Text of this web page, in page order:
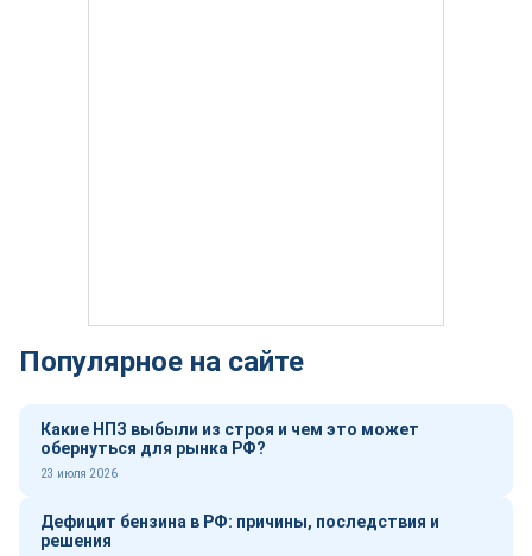
Популярное на сайте
Какие НПЗ выбыли из строя и чем это может
обернуться для рынка РФ?
23 июля 2026
Дефицит бензина в РФ: причины, последствия и
решения